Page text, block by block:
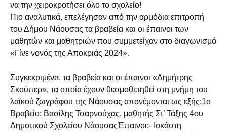
να την χειροκροτήσει όλο το σχολείο!
Πιο αναλυτικά, επελέγησαν από την αρμόδια επιτροπή
του Δήμου Νάουσας τα βραβεία και οι έπαινοι των
μαθητών και μαθητριών που συμμετείχαν στο διαγωνισμό
«Γίνε νονός της Αποκριάς 2024».
Συγκεκριμένα, τα βραβεία και οι έπαινοι «Δημήτρης
Σκούπερ», τα οποία έχουν θεσμοθετηθεί στη μνήμη του
λαϊκού ζωγράφου της Νάουσας απονέμονται ως εξής:1ο
Βραβείο: Βασίλης Τσαρνούχας, μαθητής Στ’ Τάξης 4ου
Δημοτικού Σχολείου ΝάουσαςΈπαινοι:- Ιοκάστη